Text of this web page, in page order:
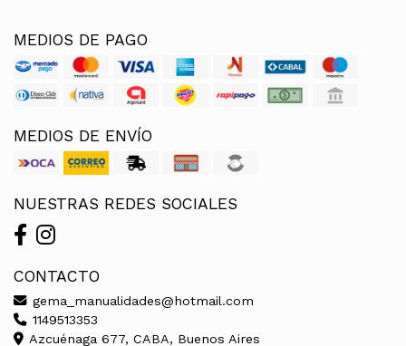
MEDIOS DE PAGO
MEDIOS DE ENVÍO
NUESTRAS REDES SOCIALES
CONTACTO
gema_manualidades@hotmail.com
1149513353
Azcuénaga 677, CABA, Buenos Aires